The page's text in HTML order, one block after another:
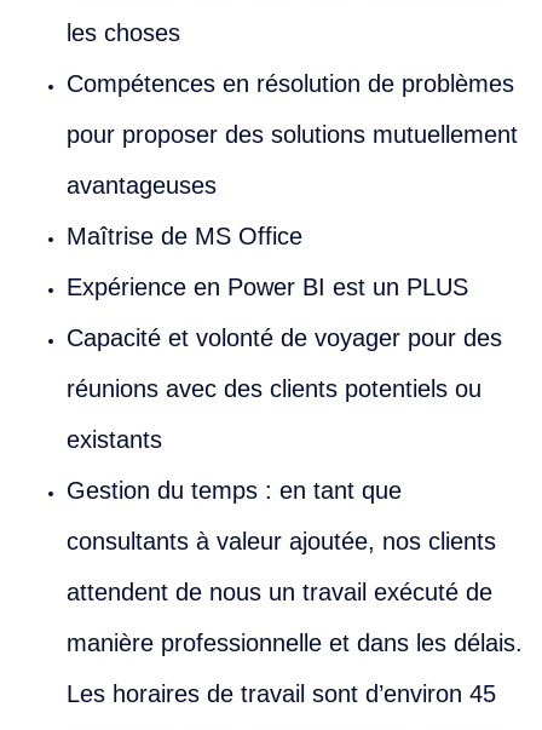
les choses
Compétences en résolution de problèmes
pour proposer des solutions mutuellement
avantageuses
Maîtrise de MS Office
Expérience en Power BI est un PLUS
Capacité et volonté de voyager pour des
réunions avec des clients potentiels ou
existants
Gestion du temps : en tant que
consultants à valeur ajoutée, nos clients
attendent de nous un travail exécuté de
manière professionnelle et dans les délais.
Les horaires de travail sont d’environ 45